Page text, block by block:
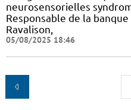
neurosensorielles
Responsable de la
Ravalison,
05/08/2025 18:46